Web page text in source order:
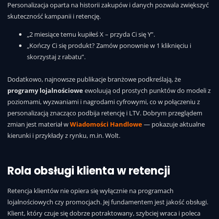
Personalizacja oparta na historii zakupów i danych pozwala zwiększyć
skuteczność kampanii i retencję.
„2 miesiące temu kupiłeś X – przyda Ci się Y”.
„Kończy Ci się produkt? Zamów ponownie w 1 kliknięciu i
skorzystaj z rabatu”.
Dodatkowo, najnowsze publikacje branżowe podkreślają, że
programy lojalnościoweewoluują od prostych punktów do modeli z
poziomami, wyzwaniami i nagrodami cyfrowymi, co w połączeniu z
personalizacją znacząco podbija retencję i LTV. Dobrym przeglądem
zmian jest materiał wWiadomości Handlowe— pokazuje aktualne
kierunki i przykłady z rynku, m.in. Wolt.
Rola obsługi klienta w retencji
Retencja klientów nie opiera się wyłącznie na programach
lojalnościowych czy promocjach. Jej fundamentem jest jakość obsługi.
Klient, który czuje się dobrze potraktowany, szybciej wraca i poleca